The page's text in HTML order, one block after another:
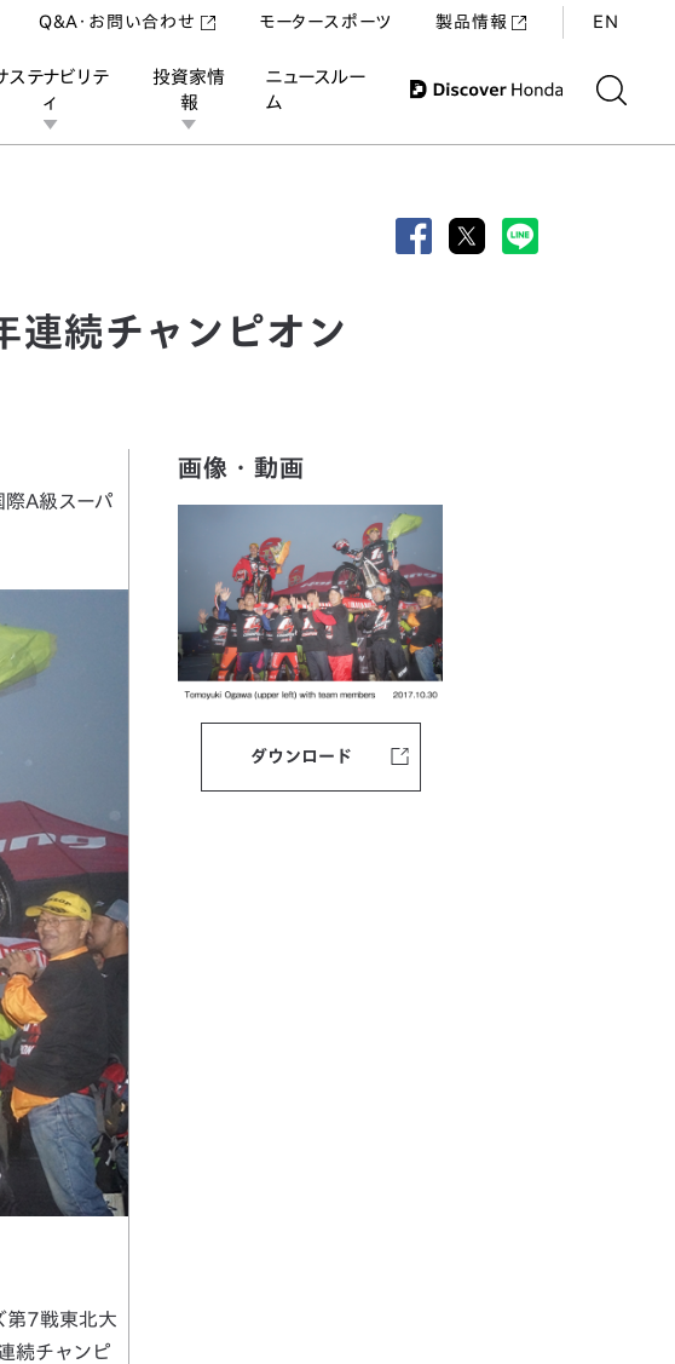
ステナビリテ
ィ
投資家情
報
ニュースルー
ム
Q&A・お問い合わせ モータースポーツ 製品情報 EN
連続チャンピオン
A級スーパ
7戦東北大
続チャンピ
画像・動画
ダウンロード